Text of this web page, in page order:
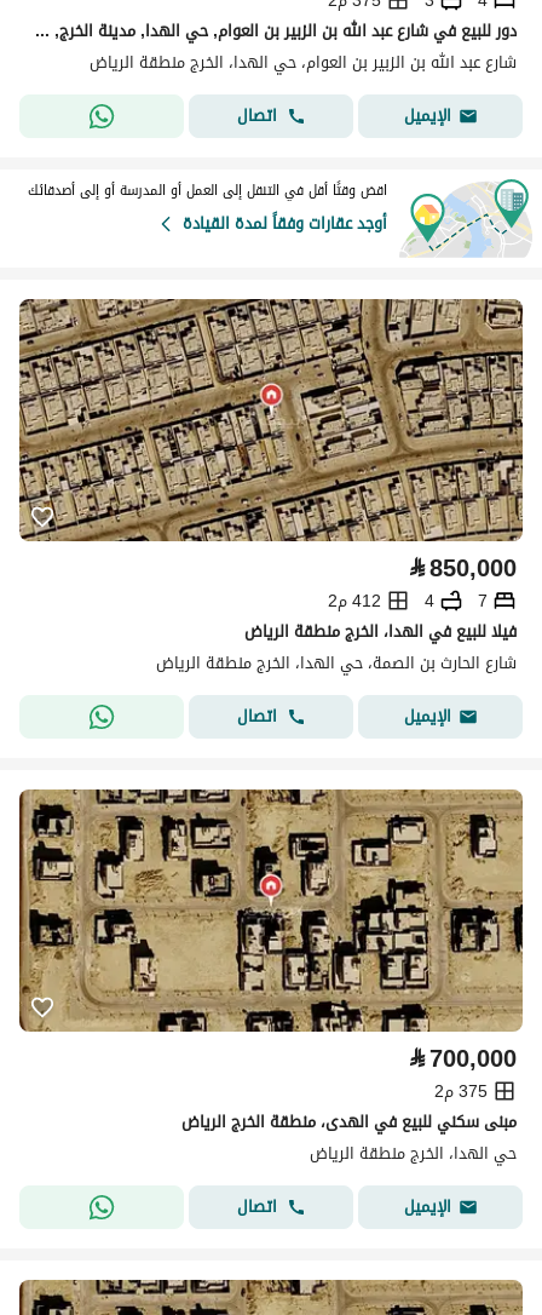
دور للبيع في شارع عبد الله بن الزبير بن العوام, حي الهدا, مدينة الخرج, منطقة الرياض
شارع عبد الله بن الزبير بن العوام، حي الهدا، الخرج منطقة الرياض
الإيميل
اتصال
اقض وقتًا أقل في التنقل إلى العمل أو المدرسة أو إلى أصدقائك
أوجد عقارات وفقاً لمدة القيادة
⃁850,000
7
4
412 م2
فيلا للبيع في الهدا، الخرج منطقة الرياض
شارع الحارث بن الصمة، حي الهدا، الخرج منطقة الرياض
الإيميل
اتصال
⃁700,000
375 م2
مبنى سكني للبيع في الهدى، منطقة الخرج الرياض
حي الهدا، الخرج منطقة الرياض
الإيميل
اتصال